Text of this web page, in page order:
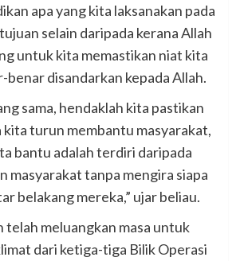
apa yang kita laksanakan pada
selain daripada kerana Allah
untuk kita memastikan niat kita
benar disandarkan kepada Allah.
sama, hendaklah kita pastikan
kita turun membantu masyarakat,
bantu adalah terdiri daripada
masyarakat tanpa mengira siapa
belakang mereka,” ujar beliau.
telah meluangkan masa untuk
dari ketiga-tiga Bilik Operasi